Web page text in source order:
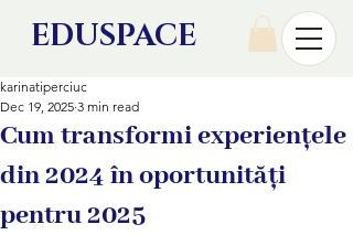
EDUSPACE
Cum transformi experiențele
din 2024 în oportunități
pentru 2025
karinatiperciuc
Dec 19, 2025 3 min read